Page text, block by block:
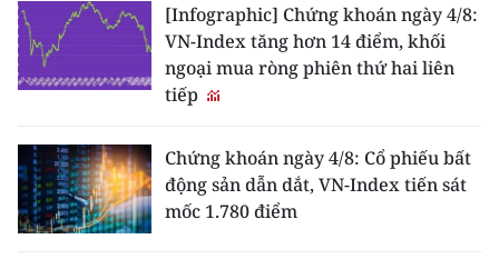
[Infographic] Chứng khoán ngày 4/8:
VN-Index tăng hơn 14 điểm, khối
ngoại mua ròng phiên thứ hai liên
tiếp
Chứng khoán ngày 4/8: Cổ phiếu bất
động sản dẫn dắt, VN-Index tiến sát
mốc 1.780 điểm